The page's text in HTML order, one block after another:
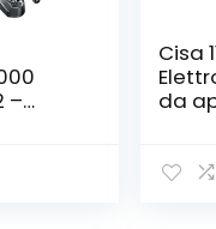
–
Wood
Cisa
da